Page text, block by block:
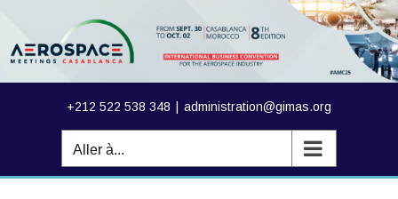
+212 522 538 348 administration@gimas.org
Aller à...